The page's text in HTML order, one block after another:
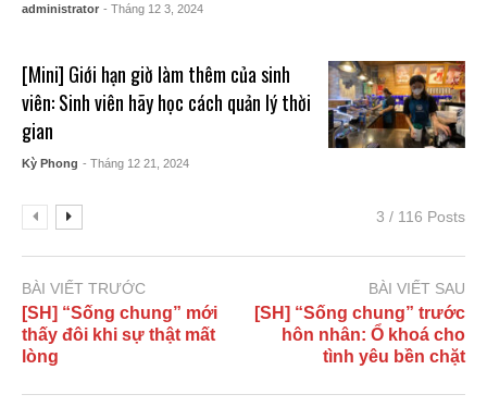
administrator - Tháng 12 3, 2024
[Mini] Giới hạn giờ làm thêm của sinh
viên: Sinh viên hãy học cách quản lý thời
gian
Kỳ Phong - Tháng 12 21, 2024
3 / 116 Posts
BÀI VIẾT TRƯỚC
[SH] “Sống chung” mới
thấy đôi khi sự thật mất
lòng
BÀI VIẾT SAU
[SH] “Sống chung” trước
hôn nhân: Ổ khoá cho
tình yêu bền chặt